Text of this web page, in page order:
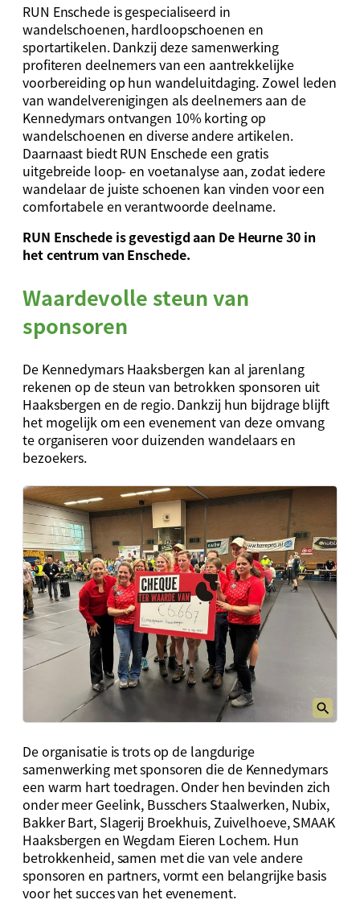
RUN Enschede is gespecialiseerd in
wandelschoenen, hardloopschoenen en
sportartikelen. Dankzij deze samenwerking
profiteren deelnemers van een aantrekkelijke
voorbereiding op hun wandeluitdaging. Zowel leden
van wandelverenigingen als deelnemers aan de
Kennedymars ontvangen 10% korting op
wandelschoenen en diverse andere artikelen.
Daarnaast biedt RUN Enschede een gratis
uitgebreide loop- en voetanalyse aan, zodat iedere
wandelaar de juiste schoenen kan vinden voor een
comfortabele en verantwoorde deelname.
RUN Enschede is gevestigd aan De Heurne 30 in
het centrum van Enschede.
Waardevolle steun van
sponsoren
De Kennedymars Haaksbergen kan al jarenlang
rekenen op de steun van betrokken sponsoren uit
Haaksbergen en de regio. Dankzij hun bijdrage blijft
het mogelijk om een evenement van deze omvang
te organiseren voor duizenden wandelaars en
bezoekers.
De organisatie is trots op de langdurige
samenwerking met sponsoren die de Kennedymars
een warm hart toedragen. Onder hen bevinden zich
onder meer Geelink, Busschers Staalwerken, Nubix,
Bakker Bart, Slagerij Broekhuis, Zuivelhoeve, SMAAK
Haaksbergen en Wegdam Eieren Lochem. Hun
betrokkenheid, samen met die van vele andere
sponsoren en partners, vormt een belangrijke basis
voor het succes van het evenement.